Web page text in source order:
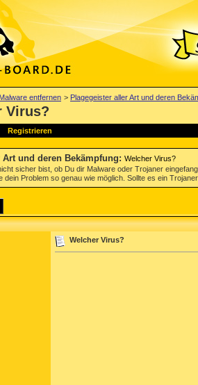
Malware entfernen > Plagegeister aller Art und deren
Virus?
Registrieren
und deren Bekämpfung: Welcher Virus?
sicher bist, ob Du dir Malware oder Trojaner
dein Problem so genau wie möglich. Sollte es ein
Welcher Virus?